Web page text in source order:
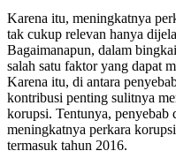
Karena itu, meningkatnya
tak cukup relevan hanya
Bagaimanapun, dalam
salah satu faktor yang dapat
Karena itu, di antara
kontribusi penting sulitnya
korupsi. Tentunya, penyebab
meningkatnya perkara
termasuk tahun 2016.